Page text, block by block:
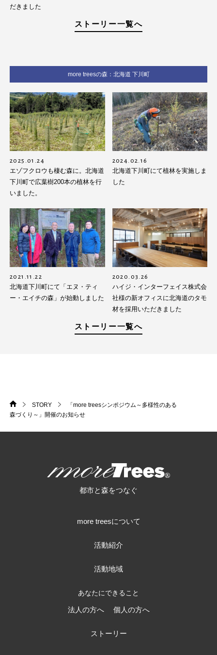
だきました
ストーリー一覧へ
more treesの森：北海道 下川町
2025.01.24
エゾフクロウも棲む森に。北海道
下川町で広葉樹200本の植林を行
いました。
2024.02.16
北海道下川町にて植林を実施しま
した
2021.11.22
北海道下川町にて「エヌ・ティ
ー・エイチの森」が始動しました
2020.03.26
ハイジ・インターフェイス株式会
社様の新オフィスに北海道のタモ
材を採用いただきました
ストーリー一覧へ
HOME>
STORY
>
「more treesシンポジウム～多様性のある
森づくり～」開催のお知らせ
都市と森をつなぐ
more treesについて
活動紹介
活動地域
あなたにできること
法人の方へ 個人の方へ
ストーリー